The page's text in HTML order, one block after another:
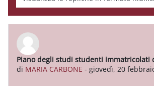
Piano degli studi studenti immatricolati
di MARIA CARBONE - giovedì, 20
Numero di risposte: 0